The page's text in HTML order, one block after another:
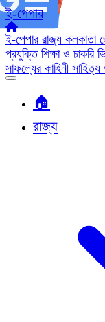
ই-পেপার
ই-পেপার রাজ্য কলকাতা
প্রযুক্তি শিক্ষা ও চাকরি
সাফল্যের কাহিনী
🏠︎
রাজ্য